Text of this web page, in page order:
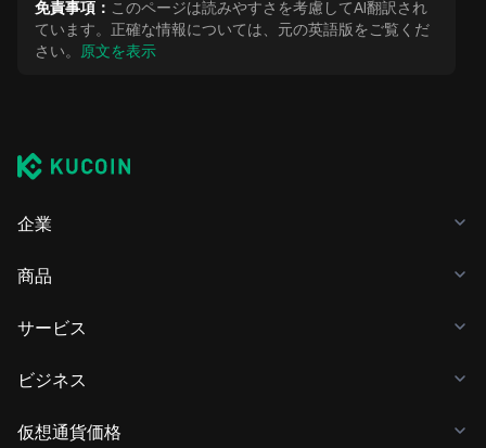
免責事項： このページは読みやすさを考慮してAI翻訳され
ています。正確な情報については、元の英語版をご覧くだ
さい。
原文を表示
企業
商品
サービス
ビジネス
仮想通貨価格